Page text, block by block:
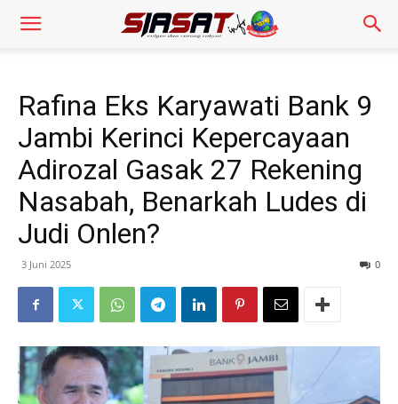
Rafina Eks Karyawati Bank 9
Jambi Kerinci Kepercayaan
Adirozal Gasak 27 Rekening
Nasabah, Benarkah Ludes di
Judi Onlen?
3 Juni 2025 0